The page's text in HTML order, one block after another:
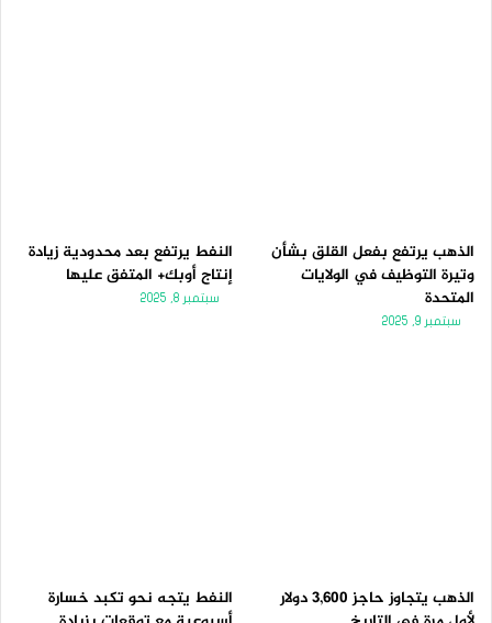
الذهب يرتفع بفعل القلق بشأن
وتيرة التوظيف في الولايات
المتحدة
سبتمبر 9, 2025
النفط يرتفع بعد محدودية زيادة
إنتاج أوبك+ المتفق عليها
سبتمبر 8, 2025
الذهب يتجاوز حاجز 3,600 دولار
النفط يتجه نحو تكبد خسارة